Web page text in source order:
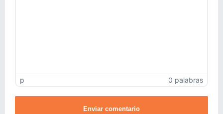
p 0 palabras
Enviar comentario